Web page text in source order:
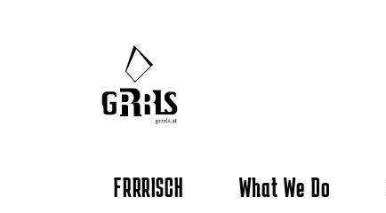
FRRRISCH What We Do